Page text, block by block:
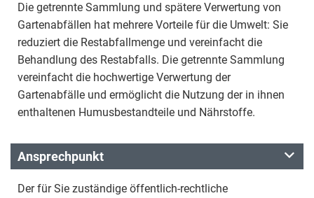
Die getrennte Sammlung und spätere Verwertung von
Gartenabfällen hat mehrere Vorteile für die Umwelt: Sie
reduziert die Restabfallmenge und vereinfacht die
Behandlung des Restabfalls. Die getrennte Sammlung
vereinfacht die hochwertige Verwertung der
Gartenabfälle und ermöglicht die Nutzung der in ihnen
enthaltenen Humusbestandteile und Nährstoffe.
Ansprechpunkt
Der für Sie zuständige öffentlich-rechtliche